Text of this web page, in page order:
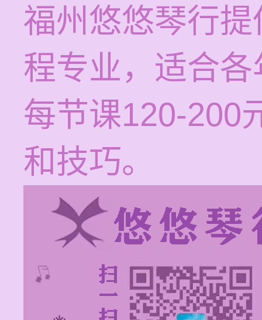
福州悠悠琴行
程专业，适合
每节课120-200
和技巧。